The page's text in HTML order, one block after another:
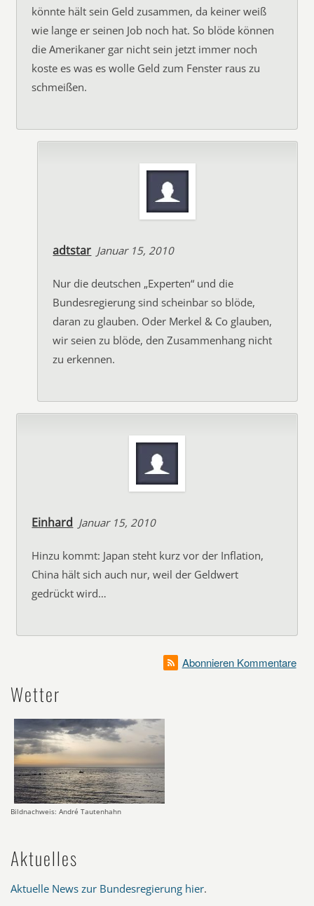
könnte hält sein Geld zusammen, da keiner weiß
wie lange er seinen Job noch hat. So blöde können
die Amerikaner gar nicht sein jetzt immer noch
koste es was es wolle Geld zum Fenster raus zu
schmeißen.
adtstar Januar 15, 2010
Nur die deutschen „Experten“ und die
Bundesregierung sind scheinbar so blöde,
daran zu glauben. Oder Merkel & Co glauben,
wir seien zu blöde, den Zusammenhang nicht
zu erkennen.
Einhard Januar 15, 2010
Hinzu kommt: Japan steht kurz vor der Inflation,
China hält sich auch nur, weil der Geldwert
gedrückt wird…
Abonnieren Kommentare
Wetter
Bildnachweis: André Tautenhahn
Aktuelles
Aktuelle News zur Bundesregierung hier.